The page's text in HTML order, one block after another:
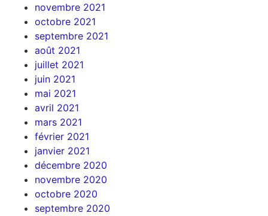
novembre 2021
octobre 2021
septembre 2021
août 2021
juillet 2021
juin 2021
mai 2021
avril 2021
mars 2021
février 2021
janvier 2021
décembre 2020
novembre 2020
octobre 2020
septembre 2020